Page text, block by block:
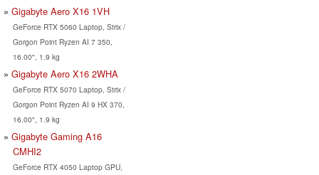
Gigabyte Aero X16 1VH
GeForce RTX 5060 Laptop, Strix /
Gorgon Point Ryzen AI 7 350,
16.00", 1.9 kg
Gigabyte Aero X16 2WHA
GeForce RTX 5070 Laptop, Strix /
Gorgon Point Ryzen AI 9 HX 370,
16.00", 1.9 kg
Gigabyte Gaming A16
CMHI2
GeForce RTX 4050 Laptop GPU,